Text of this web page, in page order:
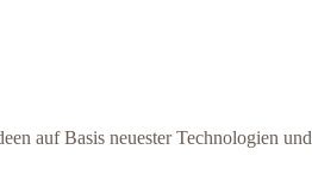
auf Basis neuester Technologien und